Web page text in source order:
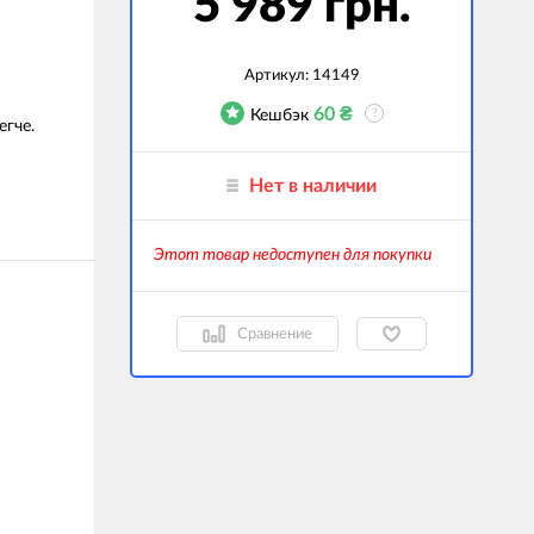
Артикул: 14149
Кешбэк 60₴ ?
Нет в наличии
Этот товар недоступен для покупки
Сравнение